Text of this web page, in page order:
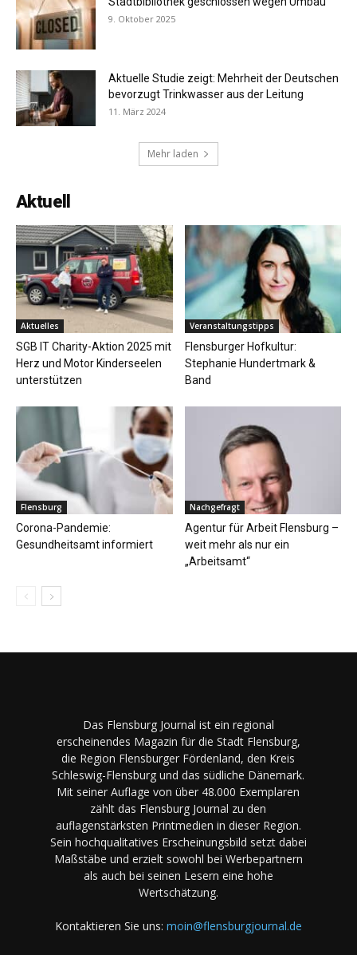
9. Oktober 2025
Aktuelle Studie zeigt: Mehrheit der Deutschen
bevorzugt Trinkwasser aus der Leitung
11. März 2024
Mehr laden
Aktuell
Aktuelles
SGB IT Charity-Aktion 2025 mit
Herz und Motor Kinderseelen
unterstützen
Veranstaltungstipps
Flensburger Hofkultur:
Stephanie Hundertmark &
Band
Flensburg
Corona-Pandemie:
Gesundheitsamt informiert
Nachgefragt
Agentur für Arbeit Flensburg –
weit mehr als nur ein
„Arbeitsamt“
Das Flensburg Journal ist ein regional
erscheinendes Magazin für die Stadt Flensburg,
die Region Flensburger Fördenland, den Kreis
Schleswig-Flensburg und das südliche Dänemark.
Mit seiner Auflage von über 48.000 Exemplaren
zählt das Flensburg Journal zu den
auflagenstärksten Printmedien in dieser Region.
Sein hochqualitatives Erscheinungsbild setzt dabei
Maßstäbe und erzielt sowohl bei Werbepartnern
als auch bei seinen Lesern eine hohe
Wertschätzung.
Kontaktieren Sie uns: moin@flensburgjournal.de